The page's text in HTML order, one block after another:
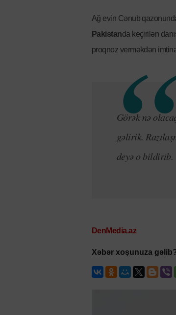
Ağ evin Cənub
Pakistanda keçirilən
proqnoz verməkdən
Görək nə
gəlirik.
deyə o bildirib.
DenMedia.az
Xəbər xoşunuza